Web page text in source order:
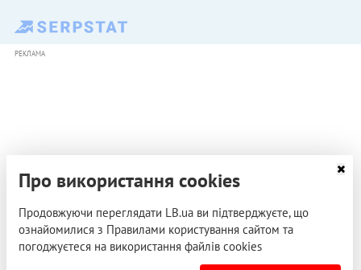
РЕКЛАМА
Про використання cookies
Продовжуючи переглядати LB.ua ви підтверджуєте, що
ознайомилися з Правилами користування сайтом та
погоджуєтеся на використання файлів cookies